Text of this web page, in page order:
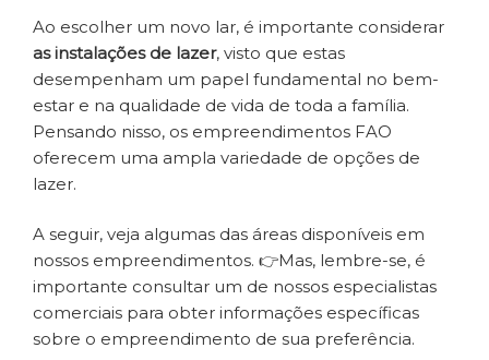
Ao escolher um novo lar, é importante considerar
as instalações de lazer, visto que estas
desempenham um papel fundamental no bem-
estar e na qualidade de vida de toda a família.
Pensando nisso, os empreendimentos FAO
oferecem uma ampla variedade de opções de
lazer.
A seguir, veja algumas das áreas disponíveis em
nossos empreendimentos. 👉Mas, lembre-se, é
importante consultar um de nossos especialistas
comerciais para obter informações específicas
sobre o empreendimento de sua preferência.